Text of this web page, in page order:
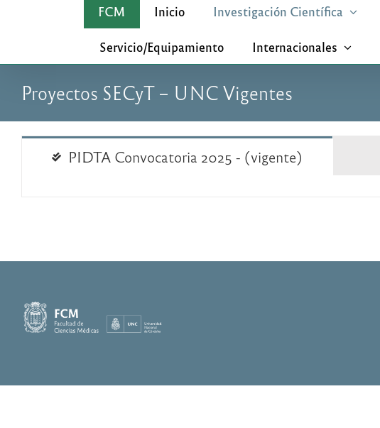
FCM Inicio Investigación Científica
Servicio/Equipamiento Internacionales
Proyectos SECyT – UNC Vigentes
PIDTA Convocatoria 2025 - (vigente)